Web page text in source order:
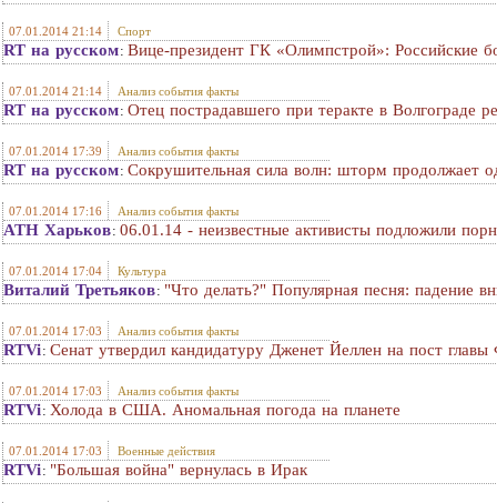
07.01.2014 21:14 Спорт
RT на русском: Вице-президент ГК «Олимпстрой»: Российские
07.01.2014 21:14 Анализ события факты
RT на русском: Отец пострадавшего при теракте в Волгограде
07.01.2014 17:39 Анализ события факты
RT на русском: Сокрушительная сила волн: шторм продолжает
07.01.2014 17:16 Анализ события факты
АТН Харьков: 06.01.14 - неизвестные активисты подложили
07.01.2014 17:04 Культура
Виталий Третьяков: "Что делать?" Популярная песня: падение
07.01.2014 17:03 Анализ события факты
RTVi: Сенат утвердил кандидатуру Дженет Йеллен на пост
07.01.2014 17:03 Анализ события факты
RTVi: Холода в США. Аномальная погода на планете
07.01.2014 17:03 Военные действия
RTVi: "Большая война" вернулась в Ирак